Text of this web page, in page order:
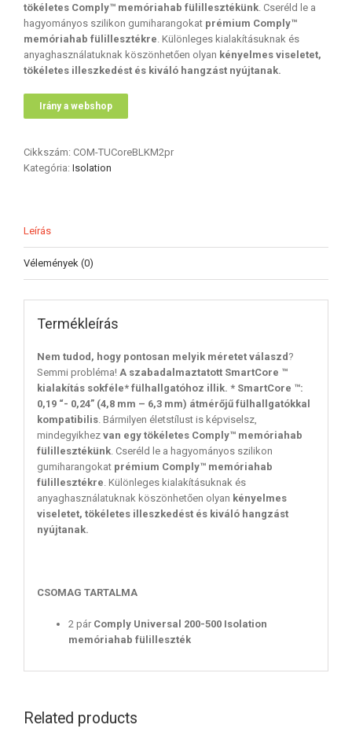
tökéletes Comply™ memóriahab fülillesztékünk. Cseréld le a
hagyományos szilikon gumiharangokat prémium Comply™
memóriahab fülillesztékre. Különleges kialakításuknak és
anyaghasználatuknak köszönhetően olyan kényelmes viseletet,
tökéletes illeszkedést és kiváló hangzást nyújtanak.
Irány a webshop
Cikkszám: COM-TUCoreBLKM2pr
Kategória: Isolation
Leírás
Vélemények (0)
Termékleírás
Nem tudod, hogy pontosan melyik méretet válaszd ?
Semmi probléma! A szabadalmaztatott SmartCore ™
kialakítás sokféle* fülhallgatóhoz illik. * SmartCore ™:
0,19 “- 0,24” (4,8 mm – 6,3 mm) átmérőjű fülhallgatókkal
kompatibilis. Bármilyen életstílust is képviselsz,
mindegyikhezvan egy tökéletes Comply™ memóriahab
fülillesztékünk. Cseréld le a hagyományos szilikon
gumiharangokat prémium Comply™ memóriahab
fülillesztékre. Különleges kialakításuknak és
anyaghasználatuknak köszönhetően olyan kényelmes
viseletet, tökéletes illeszkedést és kiváló hangzást
nyújtanak.
CSOMAG TARTALMA
2 pár Comply Universal 200-500 Isolation
memóriahab fülilleszték
Related products